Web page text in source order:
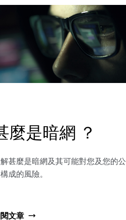
麼是暗網 ？
甚麼是暗網及其可能對您及您的公
成的風險。
文章